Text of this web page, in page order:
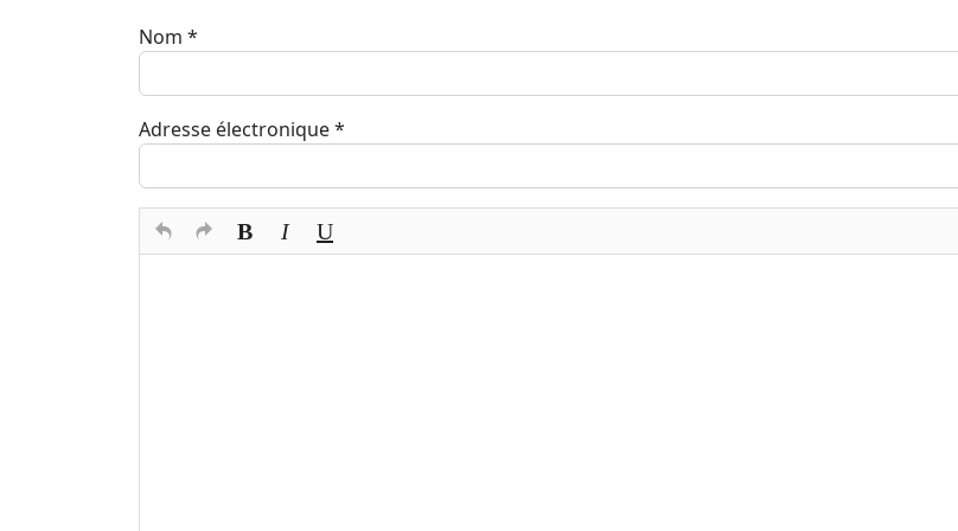
Nom *
Adresse électronique*
Texte du commentaire